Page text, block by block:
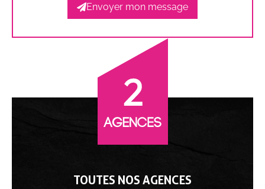
TOUTES NOS AGENCES
Envoyer mon message